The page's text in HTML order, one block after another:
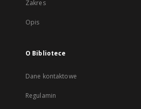
Zakres
Opis
O Bibliotece
Dane kontaktowe
Regulamin